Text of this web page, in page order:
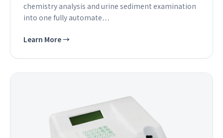
chemistry analysis and urine sediment examination
into one fully automate…
Learn More→